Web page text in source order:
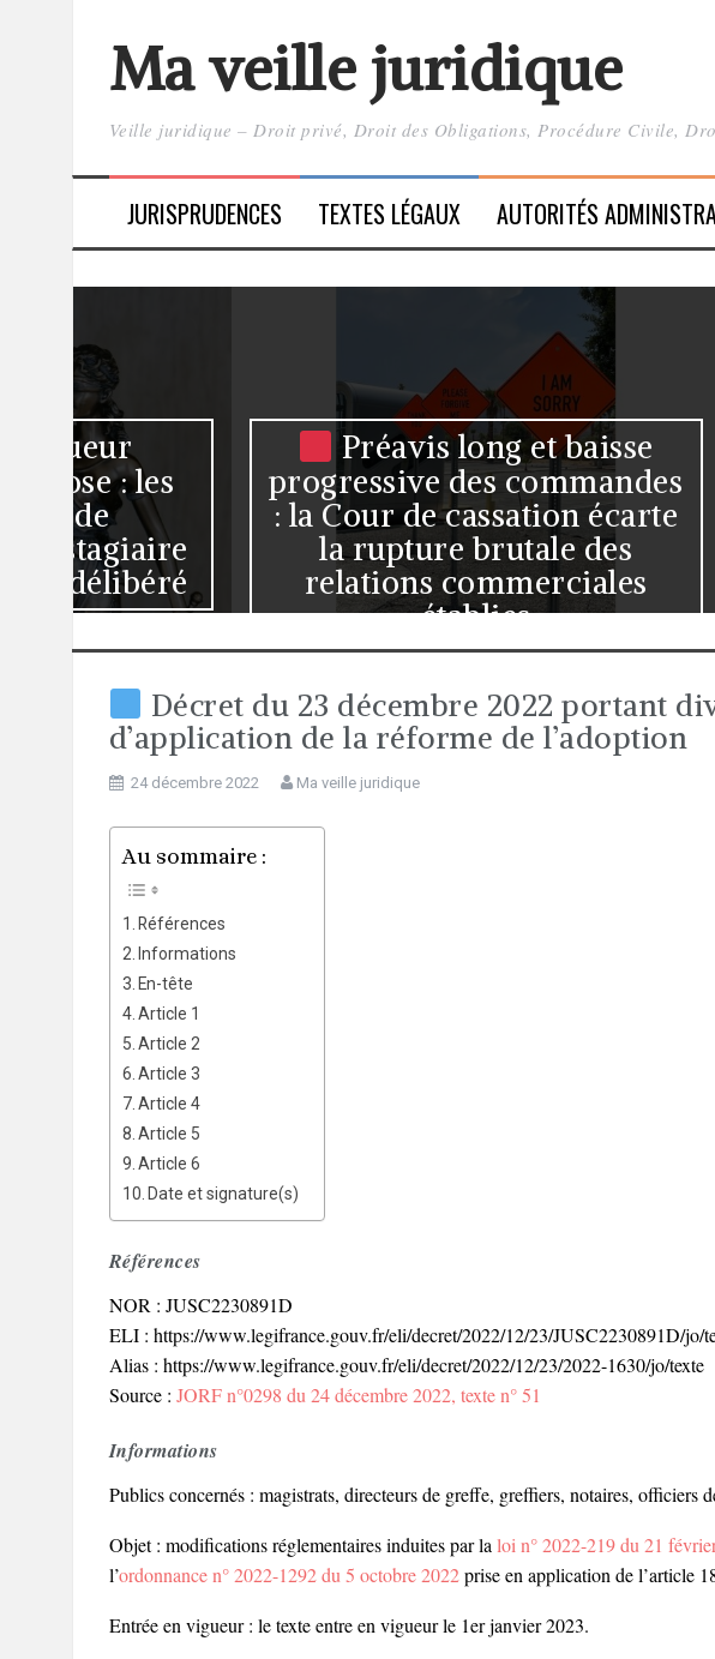
Ma veille juridique
Veille juridique – Droit privé, Droit des Obligations, Procédure Civile,
JURISPRUDENCES TEXTES LÉGAUX AUTORITÉS
Préavis long et baisse
progressive des commandes
: la Cour de cassation écarte
la rupture brutale des
relations commerciales
établies
Décret du 23 décembre 2022 portant
d’application de la réforme de l’adoption
24 décembre 2022 Ma veille juridique
Au sommaire :
Références
Informations
En-tête
Article 1
Article 2
Article 3
Article 4
Article 5
Article 6
Date et signature(s)
Références
NOR : JUSC2230891D
ELI : https://www.legifrance.gouv.fr/eli/decret/2022/12/23/JUSC2230891D/jo/
Alias : https://www.legifrance.gouv.fr/eli/decret/2022/12/23/2022-1630/jo/texte
Source : JORF n°0298 du 24 décembre 2022, texte n° 51
Informations
Publics concernés : magistrats, directeurs de greffe, greffiers, notaires, officiers
Objet : modifications réglementaires induites par la loi n° 2022-219 du 21
l’ordonnance n° 2022-1292 du 5 octobre 2022prise en application de l’article
Entrée en vigueur : le texte entre en vigueur le 1er janvier 2023.